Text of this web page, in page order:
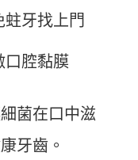
牙找上門
口腔黏膜
菌在口中滋
牙齒。